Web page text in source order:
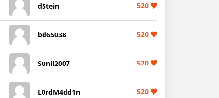
dStein 520
bd65038 520
Sunil2007 520
L0rdM4dd1n 520